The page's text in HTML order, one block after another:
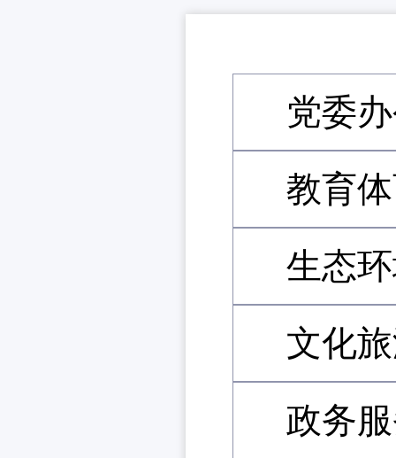
党委
教育
生态
文化
政务